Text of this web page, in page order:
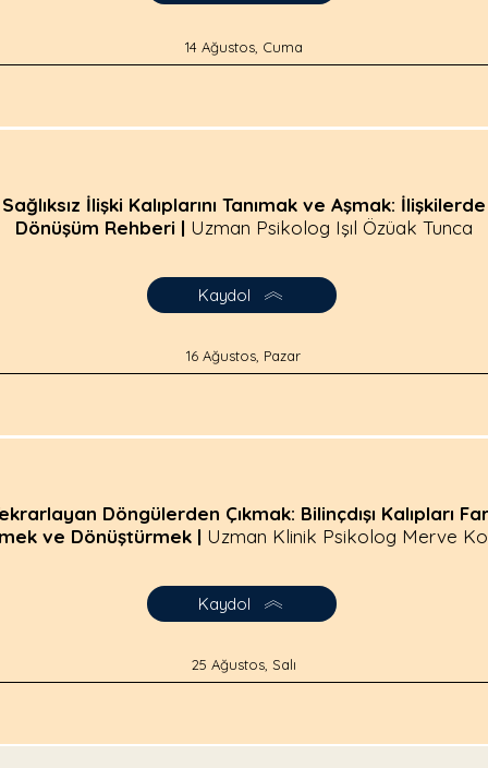
14 Ağustos, Cuma
Sağlıksız İlişki Kalıplarını Tanımak ve Aşmak: İlişkilerde
Dönüşüm Rehberi | Uzman Psikolog Işıl Özüak Tunca
Kaydol
16 Ağustos, Pazar
Döngülerden Çıkmak: Bilinçdışı Kalıpları
ve Dönüştürmek | Uzman Klinik Psikolog Merve
Kaydol
25 Ağustos, Salı